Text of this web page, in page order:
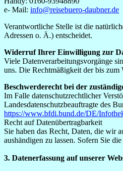
e- Mail: info@reisebuero-daubner.de
Verantwortliche Stelle ist die
Adressen o. Ä.) entscheidet.
Widerruf Ihrer Einwilligung zur
Viele Datenverarbeitungsvorgänge
uns. Die Rechtmäßigkeit der bis
Beschwerderecht bei der
Im Falle datenschutzrechtlicher
Landesdatenschutzbeauftragte des
https://www.bfdi.bund.de/DE/
Recht auf Datenübertragbarkeit
Sie haben das Recht, Daten, die wir
aushändigen zu lassen. Sofern Sie
3. Datenerfassung auf unserer